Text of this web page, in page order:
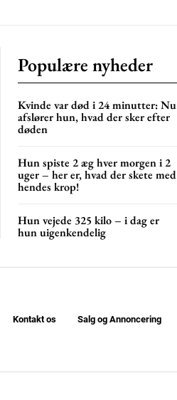
Populære nyheder
Kvinde var død i 24 minutter: Nu
afslører hun, hvad der sker efter
døden
Hun spiste 2 æg hver morgen i 2
uger – her er, hvad der skete med
hendes krop!
Hun vejede 325 kilo – i dag er
hun uigenkendelig
Kontakt os Salg og Annoncering